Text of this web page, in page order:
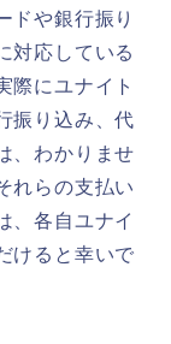
ドや銀行振り
対応している
際にユナイト
振り込み、代
、わかりませ
れらの支払い
、各自ユナイ
けると幸いで